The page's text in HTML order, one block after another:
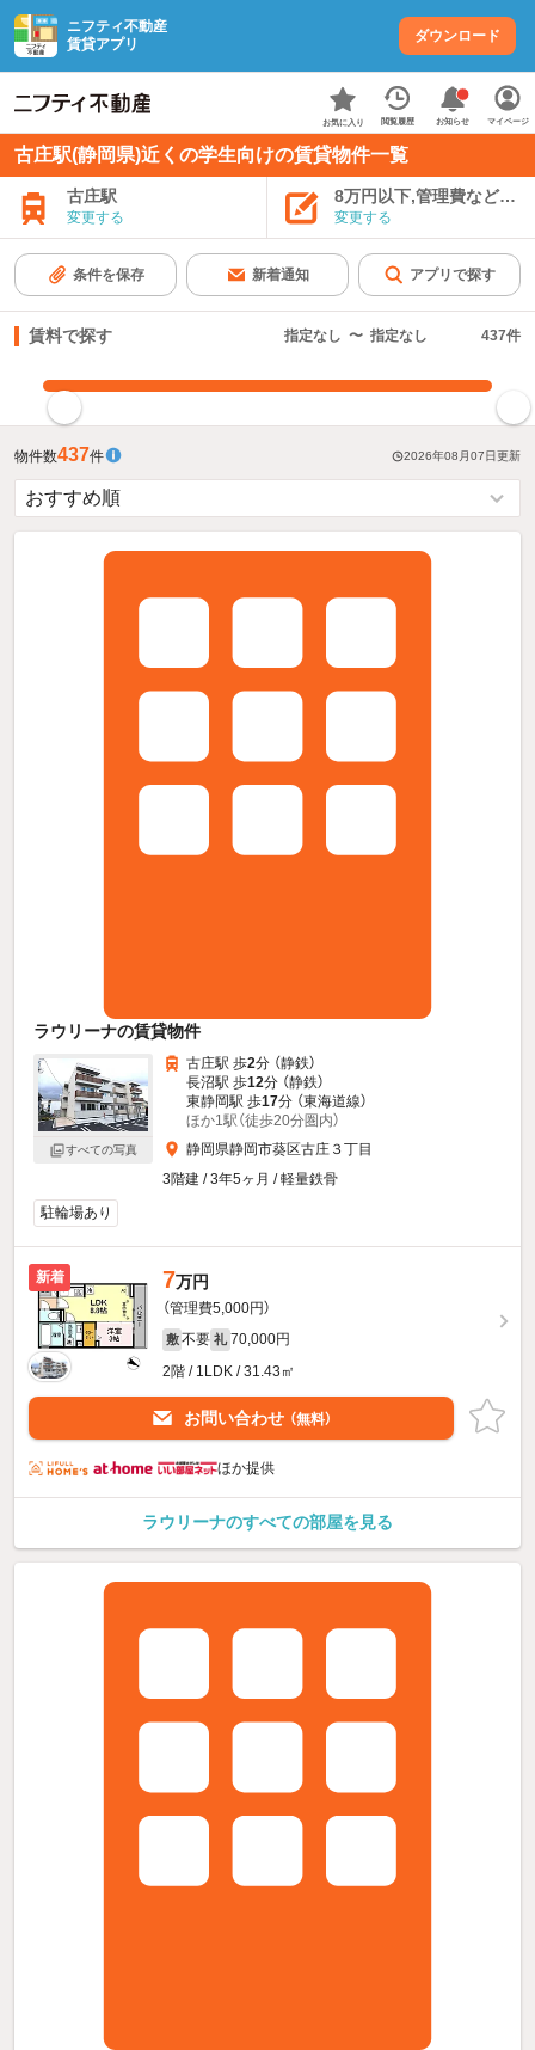
ニフティ不動産
賃貸アプリ
ダウンロード
お気に入り 閲覧履歴 お知らせ マイページ
古庄駅(静岡県)近くの学生向けの賃貸物件一覧
古庄駅
変更する
8万円以下,管理費など込み
変更する
条件を保存 新着通知 アプリで探す
賃料で探す 指定なし 〜 指定なし 437件
物件数437件 2026年08月07日更新
ラウリーナの賃貸物件
すべての写真
古庄駅 歩2分 （静鉄）
長沼駅 歩12分 （静鉄）
東静岡駅 歩17分 （東海道線）
ほか1駅（徒歩20分圏内）
静岡県静岡市葵区古庄３丁目
3階建 / 3年5ヶ月 / 軽量鉄骨
駐輪場あり
新着 7万円
（管理費5,000円）
敷 不要 礼 70,000円
2階 / 1LDK / 31.43㎡
お問い合わせ （無料）
ほか提供
ラウリーナのすべての部屋を見る